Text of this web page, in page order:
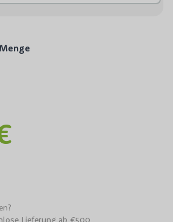
Lieferung ab €500